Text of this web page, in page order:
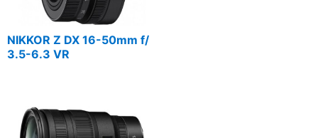
NIKKOR Z DX 16-50mm f/
3.5-6.3 VR